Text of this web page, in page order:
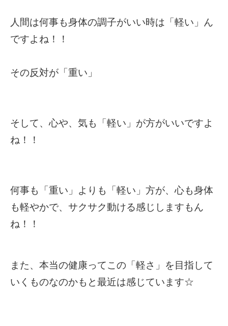
人間は何事も身体の調子がいい時は「軽い」ん
ですよね！！
その反対が「重い」
そして、心や、気も「軽い」が方がいいですよ
ね！！
何事も「重い」よりも「軽い」方が、心も身体
も軽やかで、サクサク動ける感じしますもん
ね！！
また、本当の健康ってこの「軽さ」を目指して
いくものなのかもと最近は感じています☆